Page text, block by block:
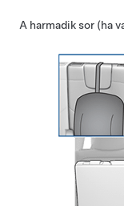
A harmadik sor (ha